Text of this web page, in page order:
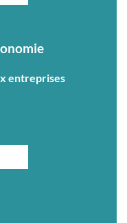
entreprises